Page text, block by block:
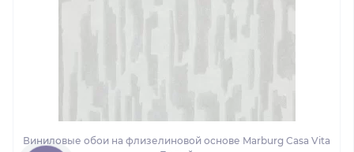
Виниловые обои на флизелиновой основе Marburg Casa Vita